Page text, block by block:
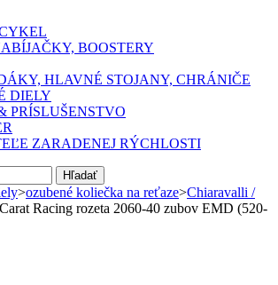
BOOSTERY
HLAVNÉ STOJANY, CHRÁNIČE
DIELY
PRÍSLUŠENSTVO
ZARADENEJ RÝCHLOSTI
Hľadať
>ozubené koliečka na reťaze>Chiaravalli /
Racing rozeta 2060-40 zubov EMD (520-